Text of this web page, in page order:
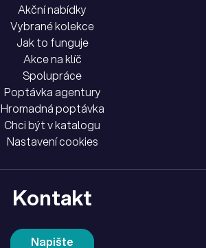
Akční nabídky
Vybrané kolekce
Jak to funguje
Akce na klíč
Spolupráce
Poptávka agentury
Hromadná poptávka
Chci být v katalogu
Nastavení cookies
Kontakt
Napište